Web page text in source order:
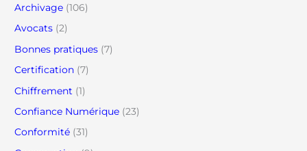
Archivage (106)
Avocats (2)
Bonnes pratiques (7)
Certification (7)
Chiffrement (1)
Confiance Numérique (23)
Conformité (31)